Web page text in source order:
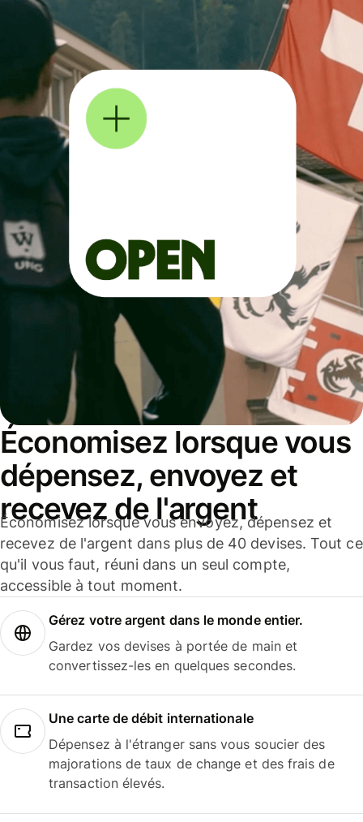
Économisez lorsque vous
dépensez, envoyez et
recevez de l'argent
Économisez lorsque vous envoyez, dépensez et
recevez de l'argent dans plus de 40 devises. Tout ce
qu'il vous faut, réuni dans un seul compte,
accessible à tout moment.
Gérez votre argent dans le monde entier.
Gardez vos devises à portée de main et
convertissez-les en quelques secondes.
Une carte de débit internationale
Dépensez à l'étranger sans vous soucier des
majorations de taux de change et des frais de
transaction élevés.